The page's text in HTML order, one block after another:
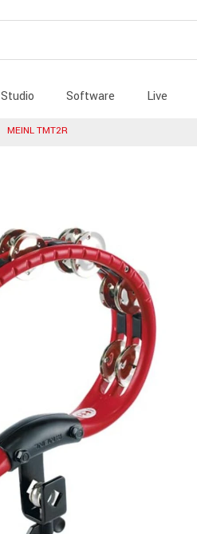
Studio Software Live
MEINL TMT2R